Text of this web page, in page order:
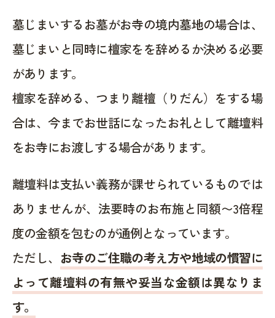
墓じまいするお墓がお寺の境内墓地の場合は、
墓じまいと同時に檀家をを辞めるか決める必要
があります。
檀家を辞める、つまり離檀（りだん）をする場
合は、今までお世話になったお礼として離壇料
をお寺にお渡しする場合があります。
離壇料は支払い義務が課せられているものでは
ありませんが、法要時のお布施と同額〜3倍程
度の金額を包むのが通例となっています。
ただし、 お寺のご住職の考え方や地域の慣習に
よって離壇料の有無や妥当な金額は異なりま
す。